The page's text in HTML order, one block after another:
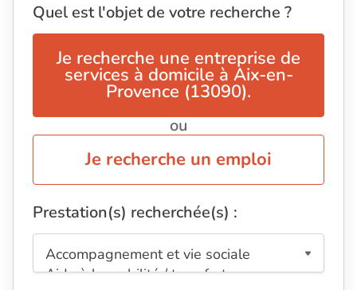
Quel est l'objet de votre recherche ?
Je recherche une entreprise de
services à domicile à Aix-en-
Provence (13090).
ou
Je recherche un emploi
Prestation(s) recherchée(s) :